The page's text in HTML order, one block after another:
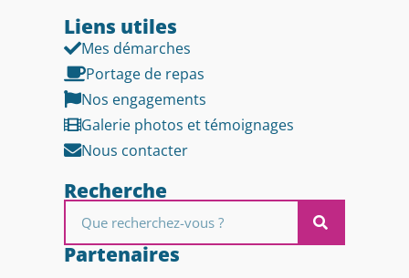
Liens utiles​
Mes démarches
Portage de repas
Nos engagements
Galerie photos et témoignages
Nous contacter
Recherche
Partenaires